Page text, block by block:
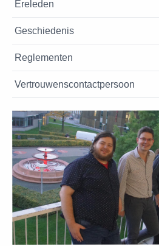
Ereleden
Geschiedenis
Reglementen
Vertrouwenscontactpersoon